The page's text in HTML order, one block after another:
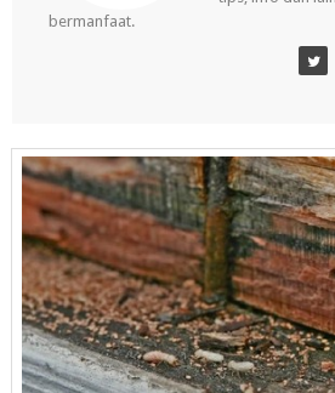
bermanfaat.